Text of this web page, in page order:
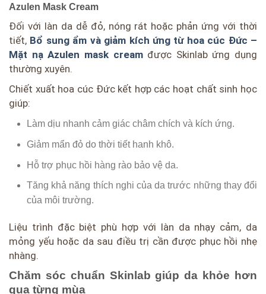
Azulen Mask Cream
Đối với làn da dễ đỏ, nóng rát hoặc phản ứng với thời
tiết, Bổ sung ẩm và giảm kích ứng từ hoa cúc Đức –
Mặt nạ Azulen mask creamđược Skinlab ứng dụng
thường xuyên.
Chiết xuất hoa cúc Đức kết hợp các hoạt chất sinh học
giúp:
Làm dịu nhanh cảm giác châm chích và kích ứng.
Giảm mẩn đỏ do thời tiết hanh khô.
Hỗ trợ phục hồi hàng rào bảo vệ da.
Tăng khả năng thích nghi của da trước những thay đổi
của môi trường.
Liệu trình đặc biệt phù hợp với làn da nhạy cảm, da
mỏng yếu hoặc da sau điều trị cần được phục hồi nhẹ
nhàng.
Chăm sóc chuẩn Skinlab giúp da khỏe hơn
qua từng mùa